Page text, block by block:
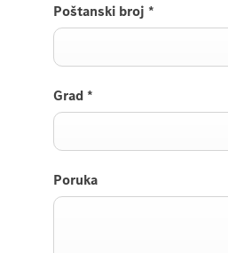
Poštanski broj *
Grad *
Poruka